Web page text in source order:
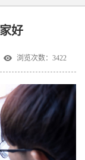
好
浏览次数：3422